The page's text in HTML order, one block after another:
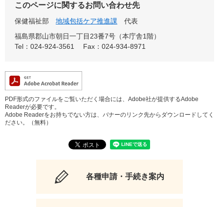
このページに関するお問い合わせ先
保健福祉部 地域包括ケア推進課
代表
福島県郡山市朝日一丁目23番7号（本庁舎1階）
Tel：024-924-3561
Fax：024-934-8971
PDF形式のファイルをご覧いただく場合には、Adobe社が提供するAdobe
Readerが必要です。
Adobe Readerをお持ちでない方は、バナーのリンク先からダウンロードしてく
ださい。（無料）
各種申請・手続き案内